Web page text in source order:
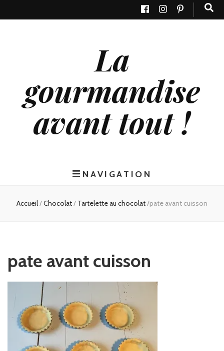
La
gourmandise
avant tout !
NAVIGATION
Accueil/Chocolat/ Tartelette au chocolat/pate avant cuisson
pate avant cuisson